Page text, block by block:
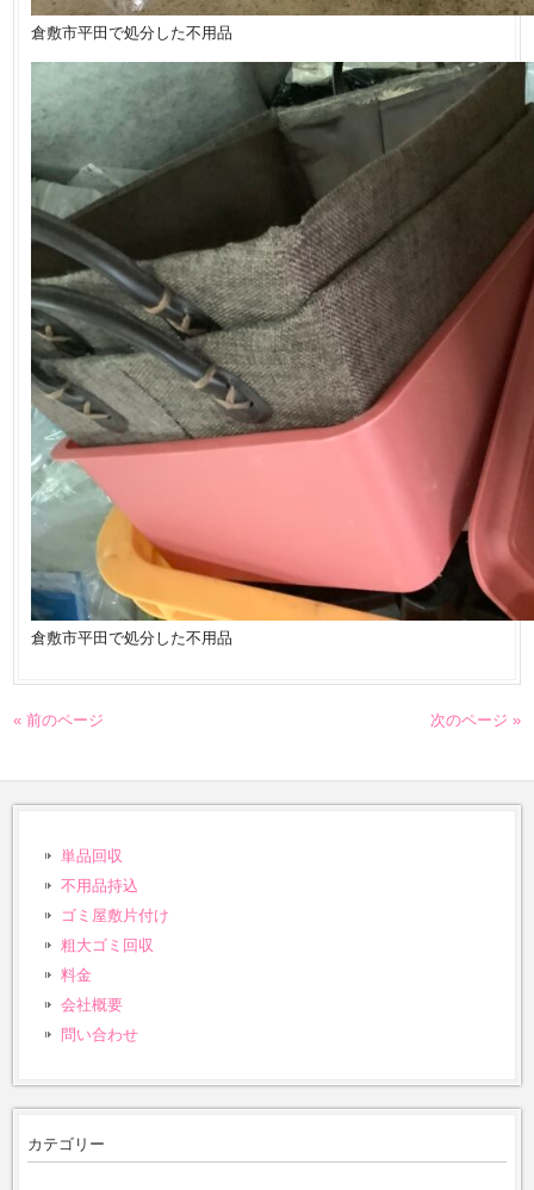
倉敷市平田で処分した不用品
倉敷市平田で処分した不用品
« 前のページ 次のページ »
単品回収
不用品持込
ゴミ屋敷片付け
粗大ゴミ回収
料金
会社概要
問い合わせ
カテゴリー